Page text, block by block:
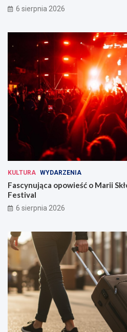
6 sierpnia 2026
KULTURA WYDARZENIA
Fascynująca opowieść o Marii
Festival
6 sierpnia 2026